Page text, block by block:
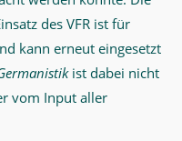
des VFR ist für
kann erneut eingesetzt
ist dabei nicht
vom Input aller